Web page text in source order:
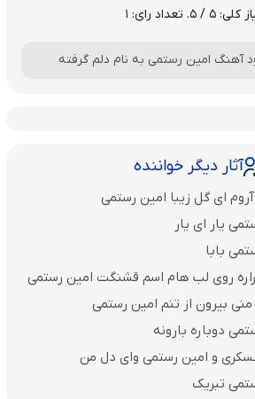
کلی:5 / 5. تعداد رای: 1
آهنگ امین رستمی به نام دلم گرفته
آثار دیگر خواننده
ای گل زیبا امین رستمی
یار ای یار
بابا
روی لب هام اسم قشنگت امین رستمی
بیرون از تنم امین رستمی
دوباره بارونه
و امین رستمی وای دل من
تبریک